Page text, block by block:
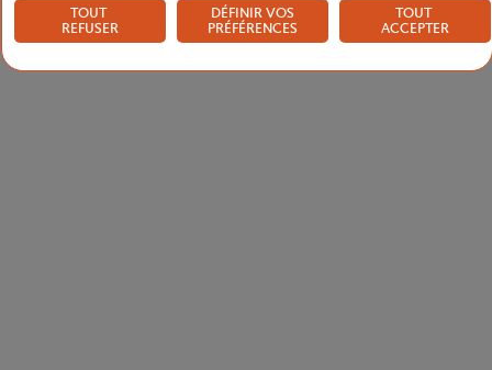
TOUT
REFUSER
DÉFINIR VOS
PRÉFÉRENCES
TOUT
ACCEPTER